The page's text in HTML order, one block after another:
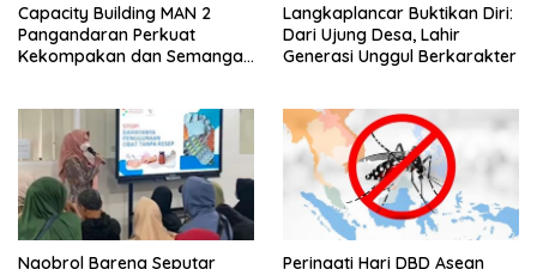
Capacity Building MAN 2
Pangandaran Perkuat
Kekompakan dan Semangat
Langkaplancar Buktikan Diri:
Dari Ujung Desa, Lahir
Generasi Unggul Berkarakter
Ngobrol Bareng Seputar
Peringati Hari DBD Asean